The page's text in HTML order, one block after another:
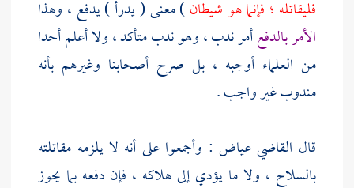
فليقاتله ؛ فإنما هو شيطان) معنى ( يدرأ ) يدفع ، وهذا
الأمر بالدفعأمر ندب ، وهو ندب متأكد ، ولا أعلم أحدا
من العلماء أوجبه ، بل صرح أصحابنا وغيرهم بأنه
مندوب غير واجب .
قال القاضي عياض : وأجمعوا على أنه لا يلزمه مقاتلته
بالسلاح ، ولا ما يؤدي إلى هلاكه ، فإن دفعه بما يحوز